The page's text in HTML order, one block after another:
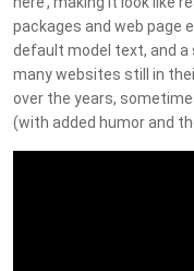
packages and web page
default model text, and a
many websites still in
over the years,
(with added humor and